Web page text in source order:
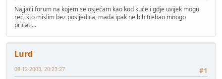
Najjači forum na kojem se osjećam kao kod kuće i gdje uvijek mogu
reći što mislim bez posljedica, mada ipak ne bih trebao mnogo
pričati...
Lurd
#1
08-12-2003, 20:23:27